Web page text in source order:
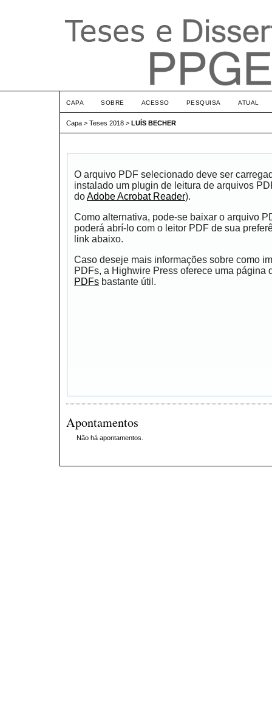
CAPA SOBRE ACESSO PESQUISA ATUAL
Capa > Teses 2018 > LUÍS BECHER
O arquivo PDF selecionado deve ser
instalado um plugin de leitura de arquivos
doAdobe Acrobat Reader).
Como alternativa, pode-se baixar o arquivo
poderá abrí-lo com o leitor PDF de sua
link abaixo.
Caso deseje mais informações sobre como
PDFs, a Highwire Press oferece uma página
PDFs bastante útil.
Apontamentos
Não há apontamentos.